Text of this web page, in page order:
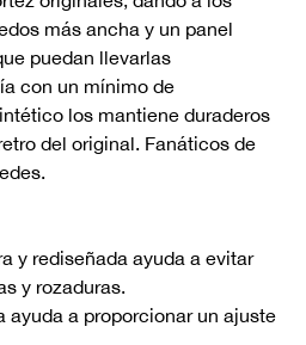
más ancha y un panel
puedan llevarlas
con un mínimo de
los mantiene duraderos
del original. Fanáticos de
y rediseñada ayuda a evitar
y rozaduras.
ayuda a proporcionar un ajuste